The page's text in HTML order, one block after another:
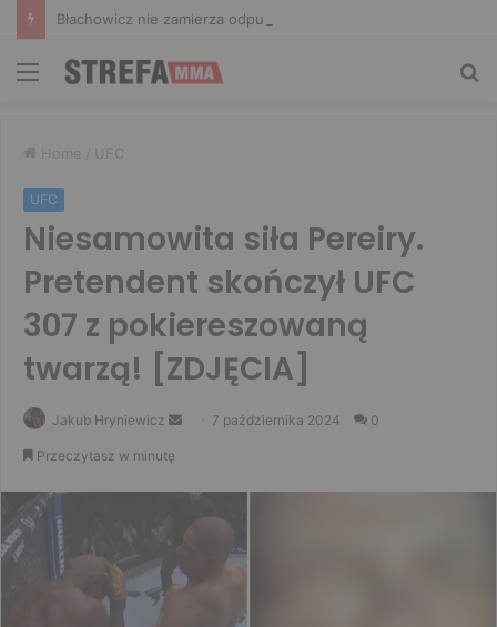
Menu
Home / UFC
UFC
Niesamowita siła Pereiry.
Pretendent skończył UFC
307 z pokiereszowaną
twarzą! [ZDJĘCIA]
Jakub Hryniewicz
Send 7 października 2024 0
Przeczytasz w minutę